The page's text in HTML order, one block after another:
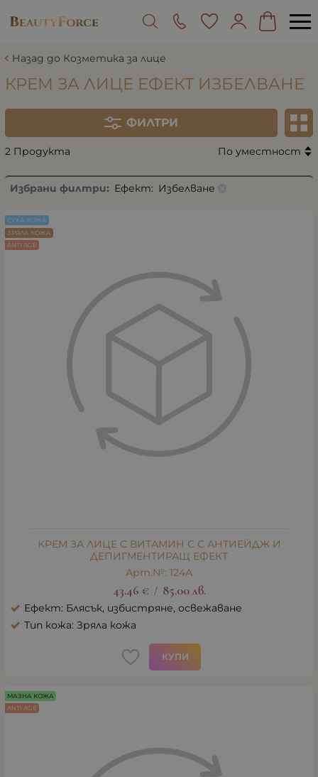
Назад до Козметика за лице
КРЕМ ЗА ЛИЦЕ ЕФЕКТ ИЗБЕЛВАНЕ
ФИЛТРИ
2 Продукта По уместност
Избрани филтри: Ефект: Избелване
КРЕМ ЗА ЛИЦЕ С ВИТАМИН С С АНТИЕЙДЖ И
ДЕПИГМЕНТИРАЩ ЕФЕКТ
Арт.№: 124А
43.46 € / 85.00 лв.
Ефект: Блясък, избистряне, освежаване
Тип кожа: Зряла кожа
КУПИ
СУХА КОЖА
ЗРЯЛА КОЖА
ANTI AGE
МАЗНА КОЖА
ANTI AGE